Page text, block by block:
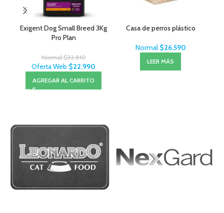
Exigent Dog Small Breed 3Kg
Pro Plan
Normal$32.810
Oferta Web $22.990
AGREGAR AL CARRITO
Casa de perros plástico
Normal $26.590
LEER MÁS